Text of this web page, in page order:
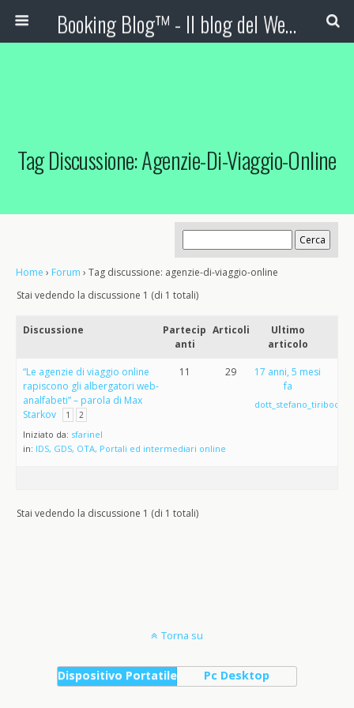
Booking Blog™ - Il blog del Web Marketing Turistico
Tag Discussione: Agenzie-Di-Viaggio-Online
Home › Forum › Tag discussione: agenzie-di-viaggio-online
Stai vedendo la discussione 1 (di 1 totali)
Discussione
Partecip
anti
Articoli
Ultimo
articolo
“Le agenzie di viaggio online
rapiscono gli albergatori web-
analfabeti” – parola di Max
Starkov
1 2
Iniziato da: sfarinel
in: IDS, GDS, OTA, Portali ed intermediari online
11 29
17 anni, 5 mesi
fa
dott_stefano_tiribocchi
Stai vedendo la discussione 1 (di 1 totali)
Torna su
Dispositivo Portatile Pc Desktop